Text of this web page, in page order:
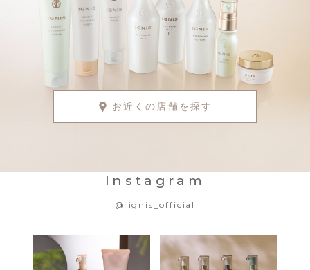
お近くの店舗を探す
Instagram
@ ignis_official